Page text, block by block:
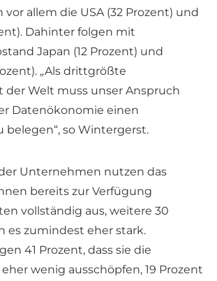
allem die USA (32 Prozent) und
Dahinter folgen mit
Japan (12 Prozent) und
„Als drittgrößte
der Welt muss unser Anspruch
Datenökonomie einen
belegen“, so Wintergerst.
Unternehmen nutzen das
bereits zur Verfügung
vollständig aus, weitere 30
es zumindest eher stark.
41 Prozent, dass sie die
wenig ausschöpfen, 19 Prozent